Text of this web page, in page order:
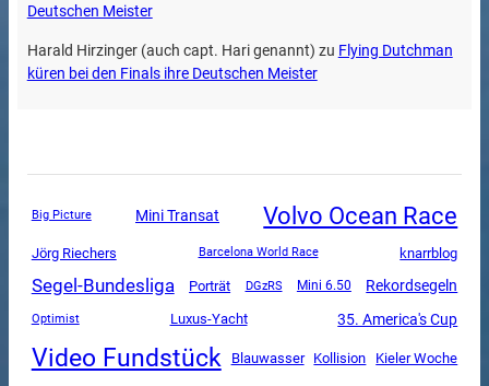
Deutschen Meister
Harald Hirzinger (auch capt. Hari genannt) zu Flying Dutchman
küren bei den Finals ihre Deutschen Meister
Big Picture Mini Transat Volvo Ocean Race
Jörg Riechers Barcelona World Race knarrblog
Segel-Bundesliga Porträt DGzRS Mini 6.50 Rekordsegeln
Optimist Luxus-Yacht 35. America's Cup
Video Fundstück Blauwasser Kollision Kieler Woche